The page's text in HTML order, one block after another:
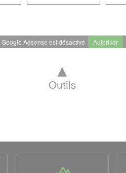
Google Adsense est désactivé. Autoriser
▲
Outils